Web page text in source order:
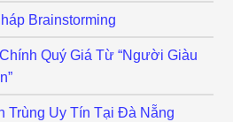
Brainstorming
Quý Giá Từ “Người Giàu
Trùng Uy Tín Tại Đà Nẵng